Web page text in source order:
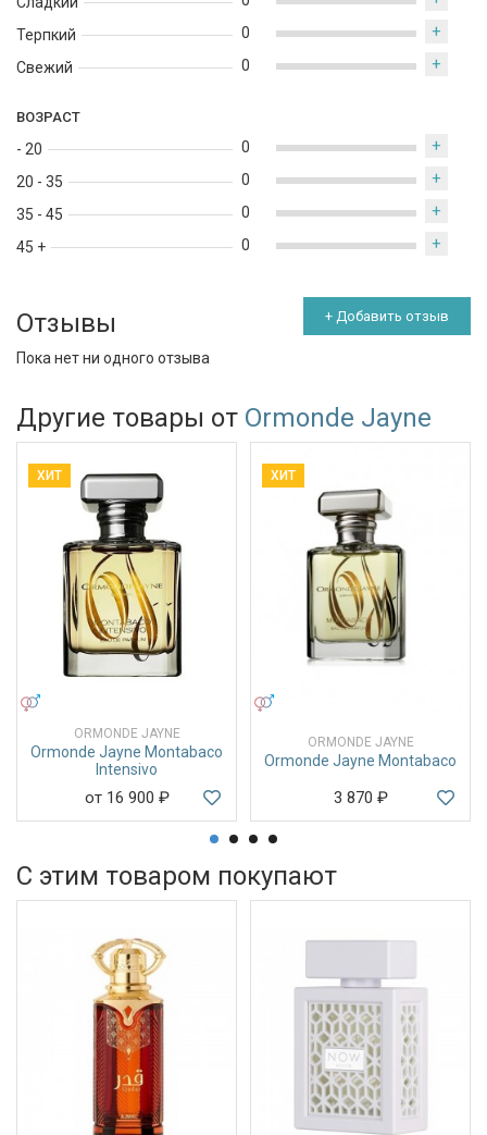
Терпкий
Свежий
0 +
0 +
ВОЗРАСТ
- 20
20 - 35
35 - 45
45 +
0 +
0 +
0 +
0 +
Отзывы + Добавить отзыв
Пока нет ни одного отзыва
Другие товары от Ormonde Jayne
ХИТ
ORMONDE JAYNE
Ormonde Jayne Montabaco
Intensivo
от 16 900 ₽
ХИТ
ORMONDE JAYNE
Ormonde Jayne Montabaco
3 870 ₽
С этим товаром покупают